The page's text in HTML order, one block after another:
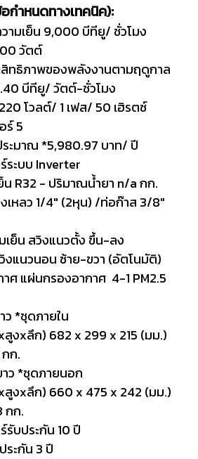
กำหนดทางเทคนิค):
ามเย็น 9,000 บีทียู/ ชั่วโมง
วัตต์
สิทธิภาพของพลังงานตามฤดูกาล
บีทียู/ วัตต์-ชั่วโมง
โวลต์/ 1 เฟส/ 50 เฮิรตซ์
ร์ 5
ะมาณ *5,980.97 บาท/ ปี
ระบบ Inverter
น R32 - ปริมาณน้ำยา n/a กก.
เหลว 1/4" (2หุน) /ท่อก๊าส 3/8"
เย็น สวิงแนวตั้ง ขึ้น-ลง
งแนวนอน ซ้าย-ขวา (อัตโนมัติ)
ศ แผ่นกรองอากาศ 4-1 PM2.5
ว *ชุดภายใน
สูงxลึก) 682 x 299 x 215 (มม.)
ก.
ว *ชุดภายนอก
สูงxลึก) 660 x 475 x 242 (มม.)
กก.
รับประกัน 10 ปี
ะกัน 3 ปี